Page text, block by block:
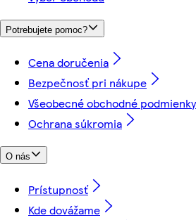
Potrebujete pomoc?
Cena doručenia
Bezpečnosť pri nákupe
Všeobecné obchodné podmienky
Ochrana súkromia
O nás
Prístupnosť
Kde dovážame